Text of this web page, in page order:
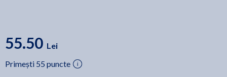
55.50 Lei
Primești 55 puncte